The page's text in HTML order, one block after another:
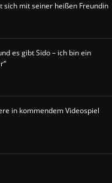
sich mit seiner heißen Freundin
es gibt Sido – ich bin ein
in kommendem Videospiel